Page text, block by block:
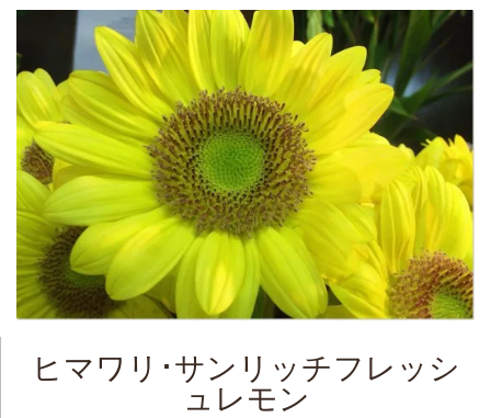
ヒマワリ･サンリッチフレッシ
ュレモン